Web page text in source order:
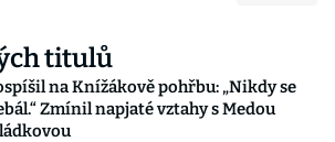
titulů
na Knížákově pohřbu: „Nikdy se
Zmínil napjaté vztahy s Medou